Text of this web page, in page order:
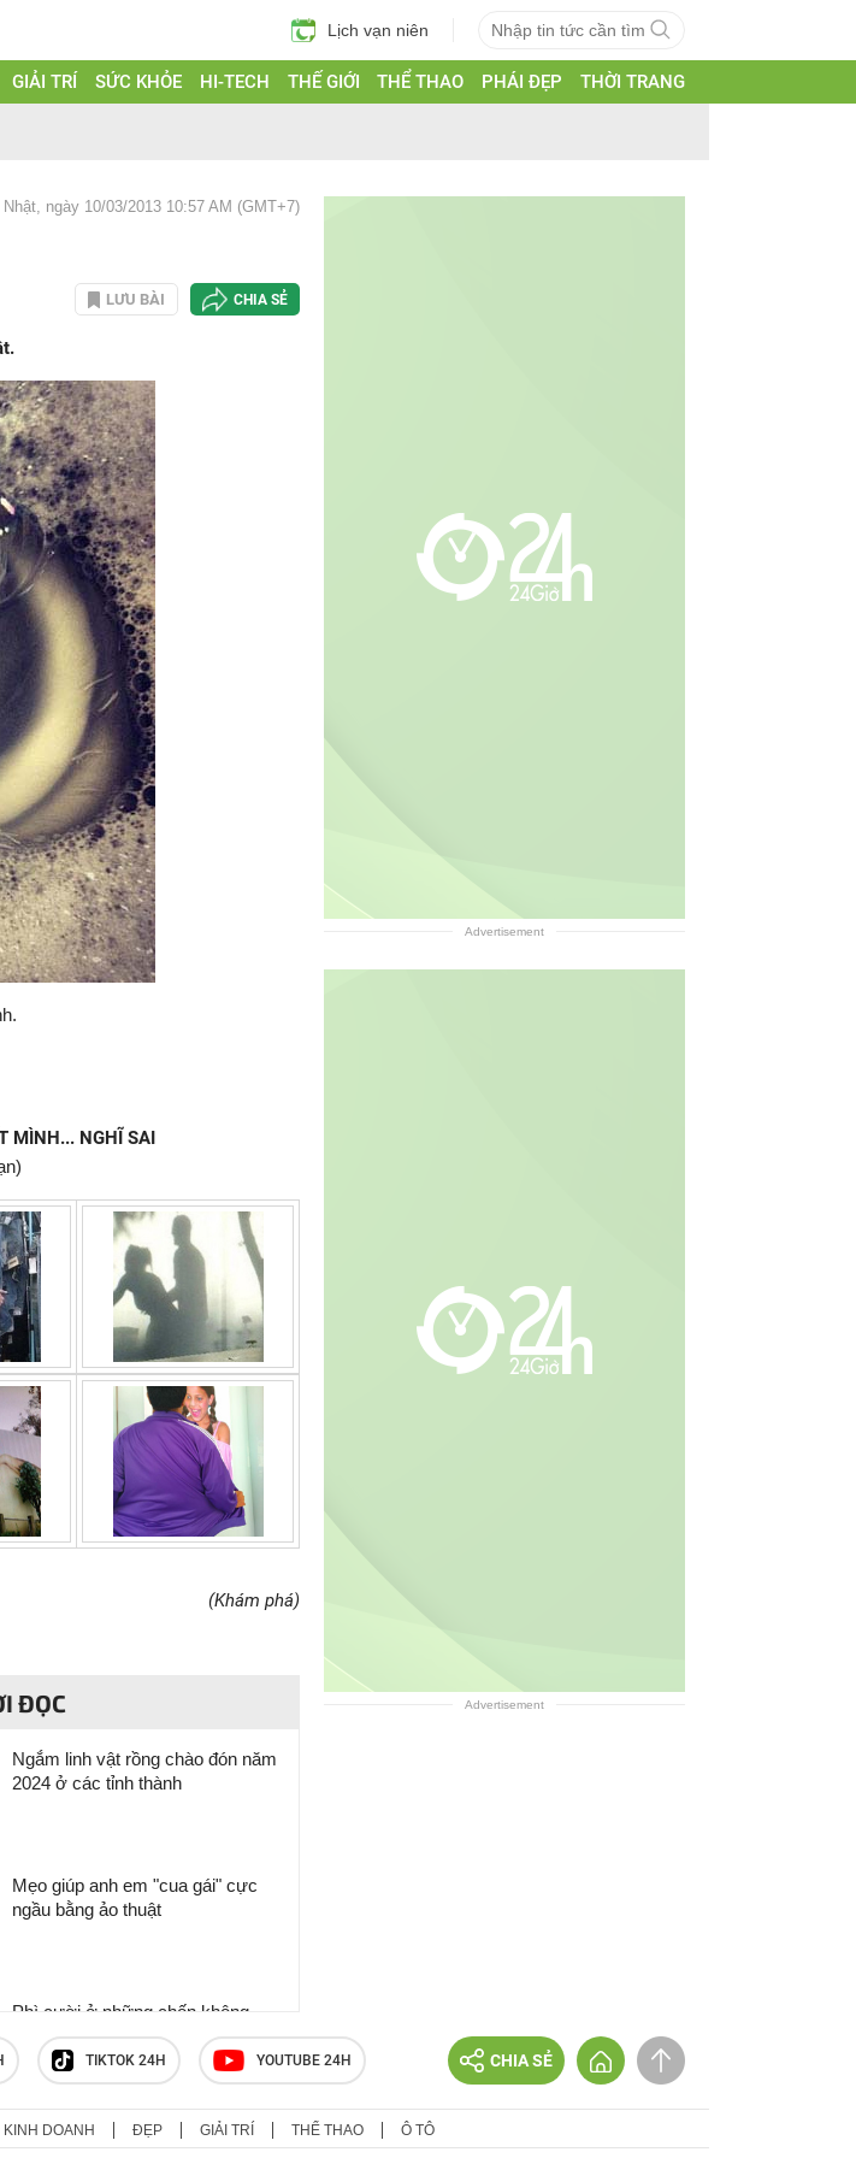
Lịch vạn niên
GIẢI TRÍ SỨC KHỎE HI-TECH THẾ GIỚI THỂ THAO PHÁI ĐẸP THỜI TRANG
Nhật, ngày 10/03/2013 10:57 AM (GMT+7)
LƯU BÀI CHIA SẺ
MÌNH... NGHĨ SAI
(Khám phá)
ĐỌC
Ngắm linh vật rồng chào đón năm
2024 ở các tỉnh thành
Mẹo giúp anh em "cua gái" cực
ngầu bằng ảo thuật
Phì cười ở những chốn không
nên cười
Có thể dỗi người yêu nhưng quyết
Advertisement
Advertisement
TIKTOK 24H YOUTUBE 24H CHIA SẺ
KINH DOANH ĐẸP GIẢI TRÍ THỂ THAO Ô TÔ